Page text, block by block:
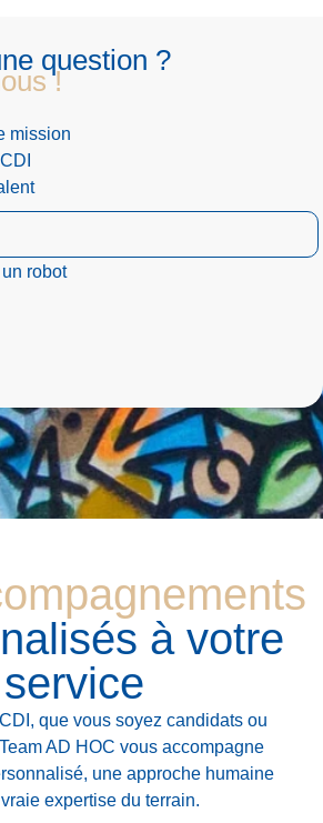
question ?
!
mission
robot
à votre
service
CDI,que vous soyez candidats ou
AD HOC vous accompagne
une approche humaine
expertise du terrain.